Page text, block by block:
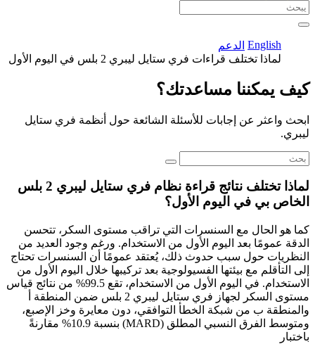
English الدعم
لماذا تختلف قراءات فري ستايل ليبري 2 بلس في اليوم الأول
كيف يمكننا مساعدتك؟
ابحث واعثر عن إجابات للأسئلة الشائعة حول أنظمة فري ستايل
ليبري.
لماذا تختلف نتائج قراءة نظام فري ستايل ليبري 2 بلس
الخاص بي في اليوم الأول؟
كما هو الحال مع السنسرات التي تراقب مستوى السكر، تتحسن
الدقة عمومًا بعد اليوم الأول من الاستخدام. ورغم وجود العديد من
النظريات حول سبب حدوث ذلك، يُعتقد عمومًا أن السنسرات تحتاج
إلى التأقلم مع بيئتها الفسيولوجية بعد تركيبها خلال اليوم الأول من
الاستخدام. في اليوم الأول من الاستخدام، تقع 99.5% من نتائج قياس
مستوى السكر لجهاز فري ستايل ليبري 2 بلس ضمن المنطقة أ
والمنطقة ب من شبكة الخطأ التوافقي، دون معايرة وخز الإصبع،
ومتوسط ​​الفرق النسبي المطلق (MARD) بنسبة 10.9% مقارنةً
باختبار